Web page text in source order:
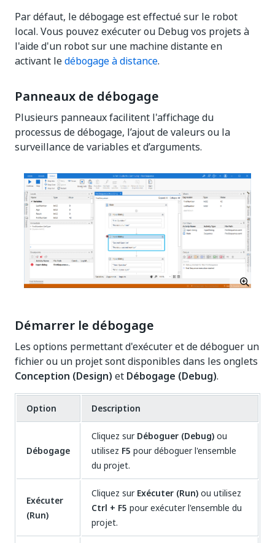
Par défaut, le débogage est effectué sur le robot
local. Vous pouvez exécuter ou Debug vos projets à
l'aide d'un robot sur une machine distante en
activant ledébogage à distance.
Panneaux de débogage
Plusieurs panneaux facilitent l'affichage du
processus de débogage, l’ajout de valeurs ou la
surveillance de variables et d’arguments.
Démarrer le débogage
Les options permettant d'exécuter et de déboguer un
fichier ou un projet sont disponibles dans les onglets
Conception (Design) et Débogage (Debug).
Option Description
Débogage
Cliquez surDéboguer (Debug)ou
utilisez F5 pour déboguer l'ensemble
du projet.
Exécuter
(Run)
Cliquez surExécuter (Run)ou utilisez
Ctrl + F5 pour exécuter l'ensemble du
projet.